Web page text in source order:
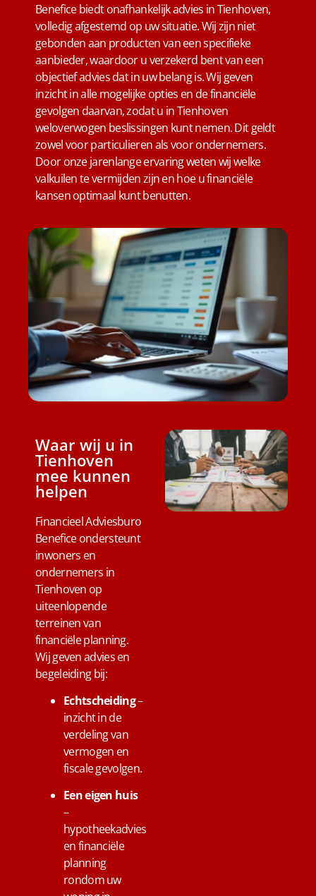
Benefice biedt onafhankelijk advies in Tienhoven,
volledig afgestemd op uw situatie. Wij zijn niet
gebonden aan producten van een specifieke
aanbieder, waardoor u verzekerd bent van een
objectief advies dat in uw belang is. Wij geven
inzicht in alle mogelijke opties en de financiële
gevolgen daarvan, zodat u in Tienhoven
weloverwogen beslissingen kunt nemen. Dit geldt
zowel voor particulieren als voor ondernemers.
Door onze jarenlange ervaring weten wij welke
valkuilen te vermijden zijn en hoe u financiële
kansen optimaal kunt benutten.
Waar wij u in
Tienhoven
mee kunnen
helpen
Financieel Adviesburo
Benefice ondersteunt
inwoners en
ondernemers in
Tienhoven op
uiteenlopende
terreinen van
financiële planning.
Wij geven advies en
begeleiding bij:
Echtscheiding–
inzicht in de
verdeling van
vermogen en
fiscale gevolgen.
Een eigen huis
–
hypotheekadvies
en financiële
planning
rondom uw